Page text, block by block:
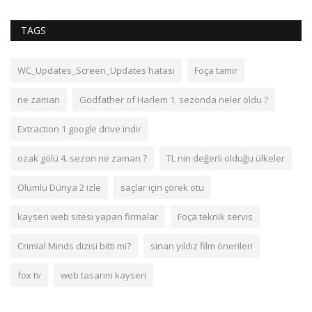
TAGS
WC_Updates_Screen_Updates hatası Foça tamir
ne zaman Godfather of Harlem 1. sezonda neler oldu ?
Extraction 1 google drive indir
ozak gölü 4. sezon ne zaman ? TL nin değerli olduğu ülkeler
Ölümlü Dünya 2 izle saçlar için çörek otu
kayseri web sitesi yapan firmalar Foça teknik servis
Crimial Minds dizisi bitti mi? sinan yıldız film önerileri
fox tv web tasarım kayseri